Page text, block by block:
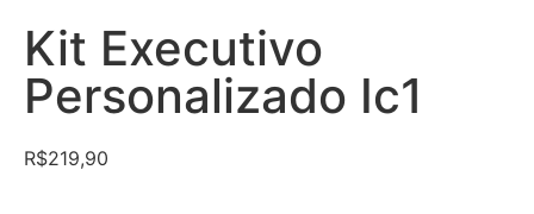
Kit Executivo
Personalizado Ic1
R$219,90